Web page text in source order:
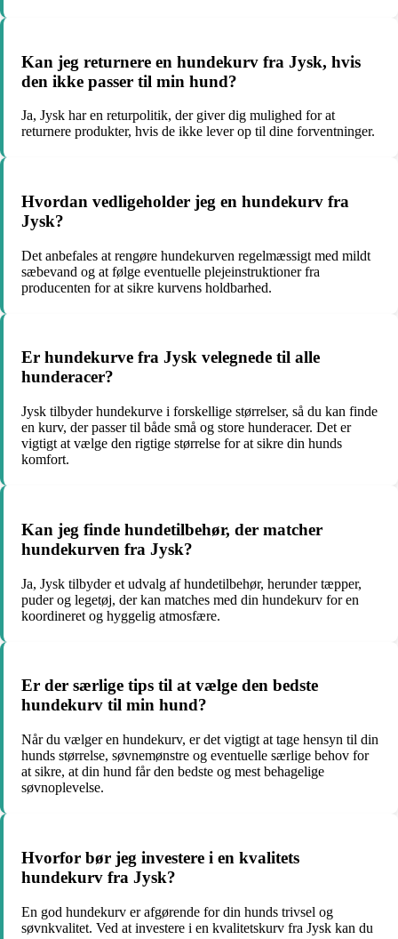
Kan jeg returnere en hundekurv fra Jysk, hvis
den ikke passer til min hund?
Ja, Jysk har en returpolitik, der giver dig mulighed for at
returnere produkter, hvis de ikke lever op til dine forventninger.
Hvordan vedligeholder jeg en hundekurv fra
Jysk?
Det anbefales at rengøre hundekurven regelmæssigt med mildt
sæbevand og at følge eventuelle plejeinstruktioner fra
producenten for at sikre kurvens holdbarhed.
Er hundekurve fra Jysk velegnede til alle
hunderacer?
Jysk tilbyder hundekurve i forskellige størrelser, så du kan finde
en kurv, der passer til både små og store hunderacer. Det er
vigtigt at vælge den rigtige størrelse for at sikre din hunds
komfort.
Kan jeg finde hundetilbehør, der matcher
hundekurven fra Jysk?
Ja, Jysk tilbyder et udvalg af hundetilbehør, herunder tæpper,
puder og legetøj, der kan matches med din hundekurv for en
koordineret og hyggelig atmosfære.
Er der særlige tips til at vælge den bedste
hundekurv til min hund?
Når du vælger en hundekurv, er det vigtigt at tage hensyn til din
hunds størrelse, søvnemønstre og eventuelle særlige behov for
at sikre, at din hund får den bedste og mest behagelige
søvnoplevelse.
Hvorfor bør jeg investere i en kvalitets
hundekurv fra Jysk?
En god hundekurv er afgørende for din hunds trivsel og
søvnkvalitet. Ved at investere i en kvalitetskurv fra Jysk kan du